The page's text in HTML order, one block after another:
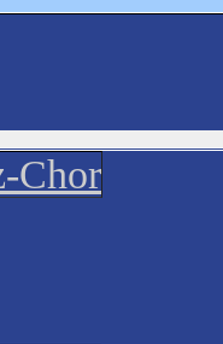
Chor